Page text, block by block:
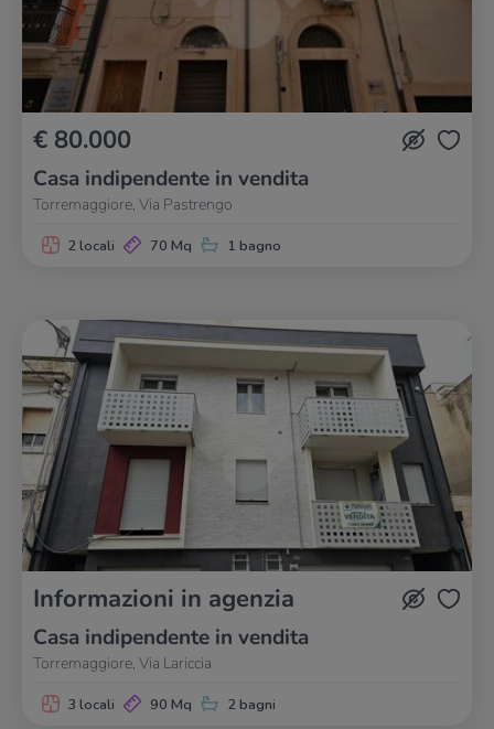
€ 80.000
Casa indipendente in vendita
Torremaggiore, Via Pastrengo
2 locali 70 Mq 1 bagno
Informazioni in agenzia
Casa indipendente in vendita
Torremaggiore, Via Lariccia
3 locali 90 Mq 2 bagni